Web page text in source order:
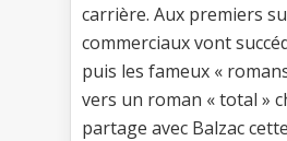
carrière. Aux premiers
commerciaux vont
puis les fameux «
vers un roman « total »
partage avec Balzac cette